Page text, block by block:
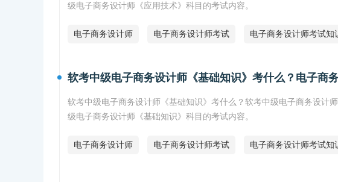
级电子商务设计师《应用技术》科目的考试内容。
电子商务设计师 电子商务设计师考试 电子商务设计师考试知
软考中级电子商务设计师《基础知识》考什么？电子商
软考中级电子商务设计师《基础知识》考什么？软考中级电子商务设计
级电子商务设计师《基础知识》科目的考试内容。
电子商务设计师 电子商务设计师考试 电子商务设计师考试知